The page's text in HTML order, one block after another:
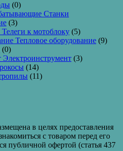
(0)
Станки
(3)
Телеги к мотоблоку (5)
Тепловое оборудование (9)
(0)
Электроинструмент (3)
(14)
(11)
в целях предоставления
с товаром перед его
публичной офертой (статья 437